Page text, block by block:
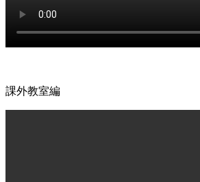
課外教室編